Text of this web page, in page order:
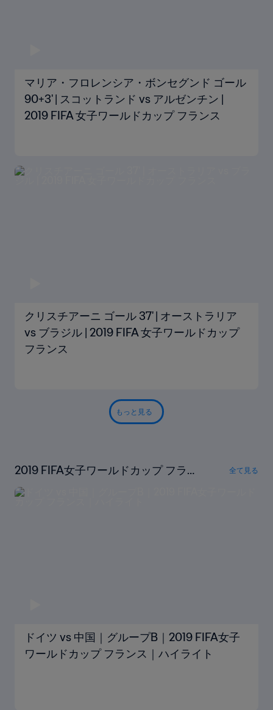
マリア・フロレンシア・ボンセグンド ゴール
90+3' | スコットランド vs アルゼンチン |
2019 FIFA 女子ワールドカップ フランス
クリスチアーニ ゴール 37' | オーストラリア
vs ブラジル | 2019 FIFA 女子ワールドカップ
フランス
もっと見る
2019 FIFA女子ワールドカップ フラ
ンス ハイライト
全て見る
ドイツ vs 中国｜グループB｜2019 FIFA女子
ワールドカップ フランス｜ハイライト